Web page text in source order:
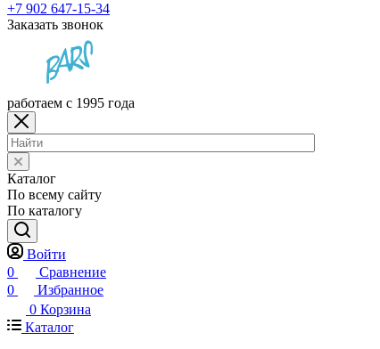
+7 902 647-15-34
Заказать звонок
работаем с 1995 года
Каталог
По всему сайту
По каталогу
Войти
0
Сравнение
0
Избранное
0 Корзина
Каталог